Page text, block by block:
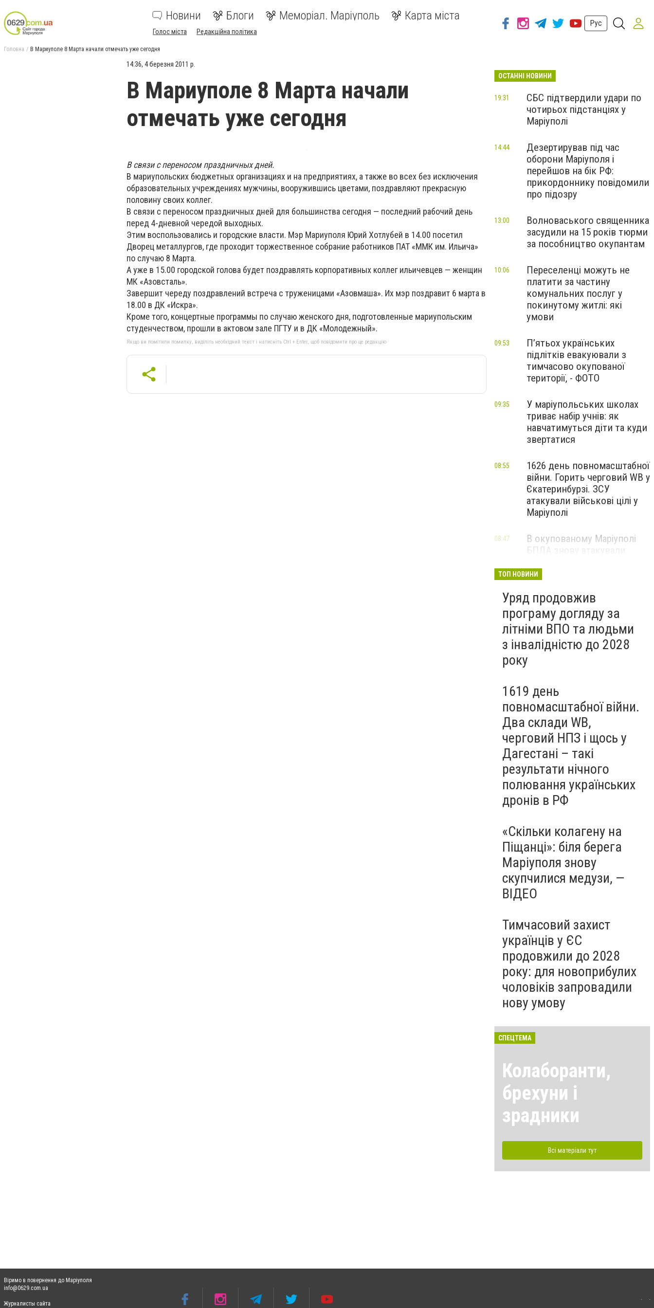
Новини Блоги Меморіал. Маріуполь Карта міста
Голос міста Редакційна політика
Рус
Головна В Мариуполе 8 Марта начали отмечать уже сегодня
14:36, 4 березня 2011 р.
В Мариуполе 8 Марта начали
отмечать уже сегодня
В связи с переносом праздничных дней.
В мариупольских бюджетных организациях и на предприятиях, а также во всех без исключения
образовательных учреждениях мужчины, вооружившись цветами, поздравляют прекрасную
половину своих коллег.
В связи с переносом праздничных дней для большинства сегодня — последний рабочий день
перед 4-дневной чередой выходных.
Этим воспользовались и городские власти. Мэр Мариуполя Юрий Хотлубей в 14.00 посетил
Дворец металлургов, где проходит торжественное собрание работников ПАТ «ММК им. Ильича»
по случаю 8 Марта.
А уже в 15.00 городской голова будет поздравлять корпоративных коллег ильичевцев — женщин
МК «Азовсталь».
Завершит череду поздравлений встреча с труженицами «Азовмаша». Их мэр поздравит 6 марта в
18.00 в ДК «Искра».
Кроме того, концертные программы по случаю женского дня, подготовленные мариупольским
студенчеством, прошли в актовом зале ПГТУ и в ДК «Молодежный».
Якщо ви помітили помилку, виділіть необхідний текст і натисніть Ctrl + Enter, щоб повідомити про це редакцію
ОСТАННІ НОВИНИ
СБС підтвердили удари по
чотирьох підстанціях у
Маріуполі
19:31
Дезертирував під час
оборони Маріуполя і
перейшов на бік РФ:
прикордоннику повідомили
про підозру
14:44
Волноваського священника
засудили на 15 років тюрми
за пособництво окупантам
13:00
Переселенці можуть не
платити за частину
комунальних послуг у
покинутому житлі: які
умови
10:06
П’ятьох українських
підлітків евакуювали з
тимчасово окупованої
території, - ФОТО
09:53
У маріупольських школах
триває набір учнів: як
навчатимуться діти та куди
звертатися
09:35
1626 день повномасштабної
війни. Горить черговий WB у
Єкатеринбурзі. ЗСУ
атакували військові цілі у
Маріуполі
08:55
В окупованому Маріуполі
БПЛА знову атакували
— ВІДЕО
08:47
ТОП НОВИНИ
Уряд продовжив
програму догляду за
літніми ВПО та людьми
з інвалідністю до 2028
року
1619 день
повномасштабної війни.
Два склади WB,
черговий НПЗ і щось у
Дагестані – такі
результати нічного
полювання українських
дронів в РФ
«Скільки колагену на
Піщанці»: біля берега
Маріуполя знову
скупчилися медузи, —
ВІДЕО
Тимчасовий захист
українців у ЄС
продовжили до 2028
року: для новоприбулих
чоловіків запровадили
нову умову
СПЕЦТЕМА
Колаборанти,
брехуни і
зрадники
Всі матеріали тут
Віримо в повернення до Маріуполя
info@0629.com.ua
Журналисты сайта